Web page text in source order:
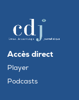
Accès direct
Player
Podcasts